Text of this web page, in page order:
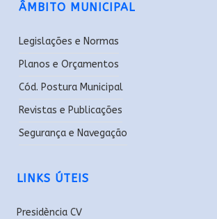
ÂMBITO MUNICIPAL
Legislações e Normas
Planos e Orçamentos
Cód. Postura Municipal
Revistas e Publicações
Segurança e Navegação
LINKS ÚTEIS
Presidència CV